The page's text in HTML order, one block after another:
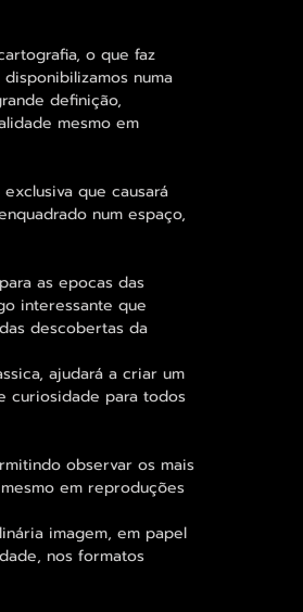
o que faz
numa
definição,
mesmo em
que causará
num espaço,
as epocas das
interessante que
descobertas da
ajudará a criar um
curiosidade para todos
observar os mais
em reproduções
imagem, em papel
nos formatos